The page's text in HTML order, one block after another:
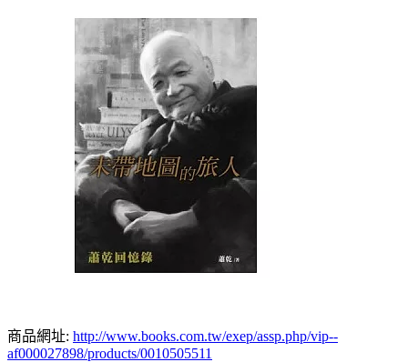
商品網址: http://www.books.com.tw/exep/assp.php/vip--
af000027898/products/0010505511